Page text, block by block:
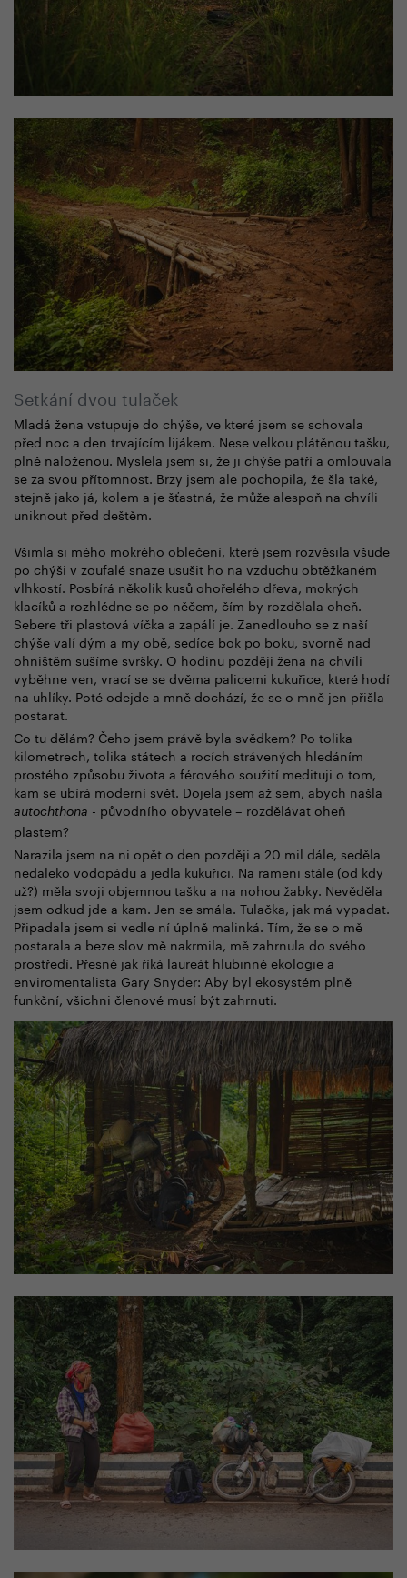
Setkání dvou tulaček
Mladá žena vstupuje do chýše, ve které jsem se schovala
před noc a den trvajícím lijákem. Nese velkou plátěnou tašku,
plně naloženou. Myslela jsem si, že ji chýše patří a omlouvala
se za svou přítomnost. Brzy jsem ale pochopila, že šla také,
stejně jako já, kolem a je šťastná, že může alespoň na chvíli
uniknout před deštěm.
Všimla si mého mokrého oblečení, které jsem rozvěsila všude
po chýši v zoufalé snaze usušit ho na vzduchu obtěžkaném
vlhkostí. Posbírá několik kusů ohořelého dřeva, mokrých
klacíků a rozhlédne se po něčem, čím by rozdělala oheň.
Sebere tři plastová víčka a zapálí je. Zanedlouho se z naší
chýše valí dým a my obě, sedíce bok po boku, svorně nad
ohništěm sušíme svršky. O hodinu později žena na chvíli
vyběhne ven, vrací se se dvěma palicemi kukuřice, které hodí
na uhlíky. Poté odejde a mně dochází, že se o mně jen přišla
postarat.
Co tu dělám? Čeho jsem právě byla svědkem? Po tolika
kilometrech, tolika státech a rocích strávených hledáním
prostého způsobu života a férového soužití medituji o tom,
kam se ubírá moderní svět. Dojela jsem až sem, abych našla
autochthona - původního obyvatele – rozdělávat oheň
plastem?
Narazila jsem na ni opět o den později a 20 mil dále, seděla
nedaleko vodopádu a jedla kukuřici. Na rameni stále (od kdy
už?) měla svoji objemnou tašku a na nohou žabky. Nevěděla
jsem odkud jde a kam. Jen se smála. Tulačka, jak má vypadat.
Připadala jsem si vedle ní úplně malinká. Tím, že se o mě
postarala a beze slov mě nakrmila, mě zahrnula do svého
prostředí. Přesně jak říká laureát hlubinné ekologie a
enviromentalista Gary Snyder: Aby byl ekosystém plně
funkční, všichni členové musí být zahrnuti.